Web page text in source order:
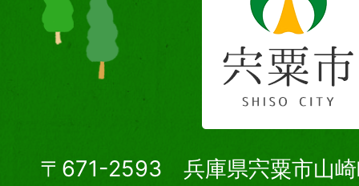
〒671-2593 兵庫県宍粟市山崎